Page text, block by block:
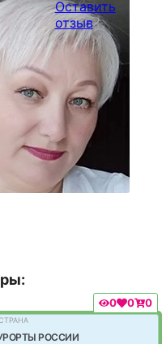
Оставить
отзыв
0 0 0
РОССИИ